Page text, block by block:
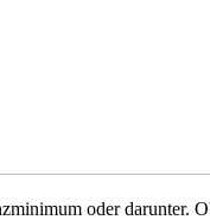
oder darunter.